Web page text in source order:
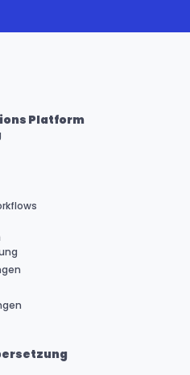
Platform